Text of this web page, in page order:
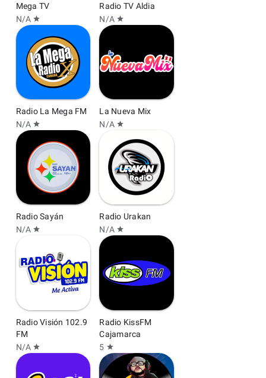
Mega TV
N/A star
Radio TV Aldia
N/A star
Radio La Mega FM
N/A star
La Nueva Mix
N/A star
Radio Sayán
N/A star
Radio Urakan
N/A star
Radio Visión 102.9
FM
N/A star
Radio KissFM
Cajamarca
5 star